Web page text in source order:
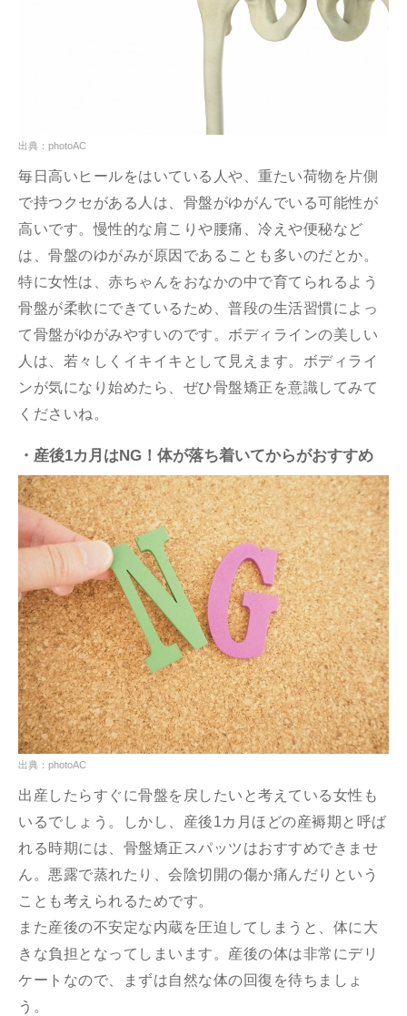
出典：photoAC
毎日高いヒールをはいている人や、重たい荷物を片側
で持つクセがある人は、骨盤がゆがんでいる可能性が
高いです。慢性的な肩こりや腰痛、冷えや便秘など
は、骨盤のゆがみが原因であることも多いのだとか。
特に女性は、赤ちゃんをおなかの中で育てられるよう
骨盤が柔軟にできているため、普段の生活習慣によっ
て骨盤がゆがみやすいのです。ボディラインの美しい
人は、若々しくイキイキとして見えます。ボディライ
ンが気になり始めたら、ぜひ骨盤矯正を意識してみて
くださいね。
・産後1カ月はNG！体が落ち着いてからがおすすめ
出典：photoAC
出産したらすぐに骨盤を戻したいと考えている女性も
いるでしょう。しかし、産後1カ月ほどの産褥期と呼ば
れる時期には、骨盤矯正スパッツはおすすめできませ
ん。悪露で蒸れたり、会陰切開の傷か痛んだりという
ことも考えられるためです。
また産後の不安定な内蔵を圧迫してしまうと、体に大
きな負担となってしまいます。産後の体は非常にデリ
ケートなので、まずは自然な体の回復を待ちましょ
う。